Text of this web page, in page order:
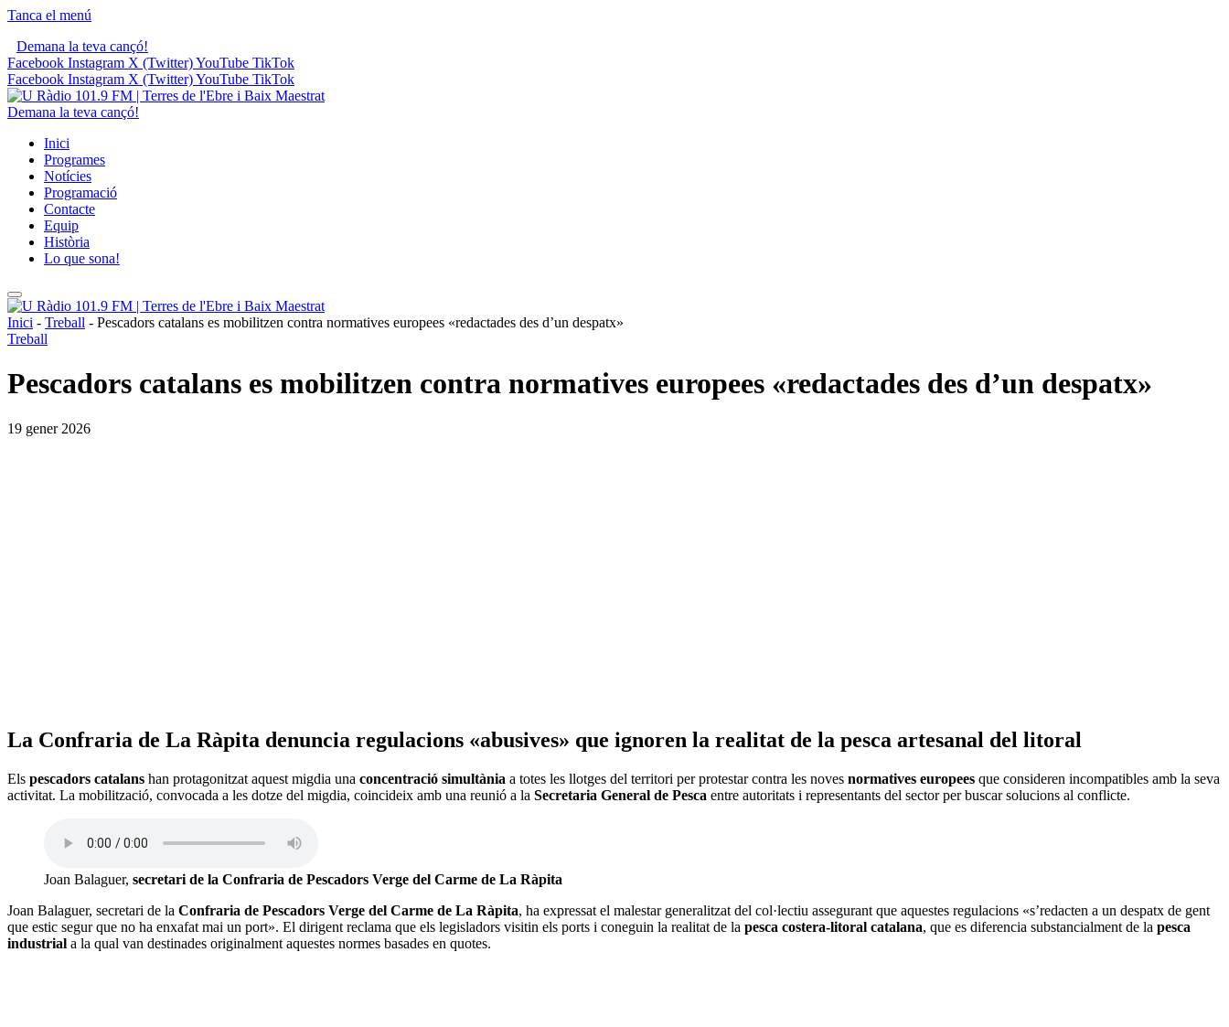
Tanca el menú
Demana la teva cançó!
Facebook Instagram X (Twitter)YouTube TikTok
Facebook Instagram X (Twitter)YouTube TikTok
Demana la teva cançó!
Inici
Programes
Notícies
Programació
Contacte
Equip
Història
Lo que sona!
Inici - Treball - Pescadors catalans es mobilitzen contra normatives europees «redactades des d’un despatx»
Treball
Pescadors catalans es mobilitzen contra normatives europees «redactades des d’un despatx»
19 gener 2026
La Confraria de La Ràpita denuncia regulacions «abusives» que ignoren la realitat de la pesca artesanal del litoral
Els pescadors catalans han protagonitzat aquest migdia una concentració simultània a totes les llotges del territori per protestar contra les noves normatives europees que consideren incompatibles amb la seva
activitat. La mobilització, convocada a les dotze del migdia, coincideix amb una reunió a la Secretaria General de Pesca entre autoritats i representants del sector per buscar solucions al conflicte.
Joan Balaguer, secretari de la Confraria de Pescadors Verge del Carme de La Ràpita
Joan Balaguer, secretari de la Confraria de Pescadors Verge del Carme de La Ràpita, ha expressat el malestar generalitzat del col·lectiu assegurant que aquestes regulacions «s’redacten a un despatx de gent
que estic segur que no ha enxafat mai un port». El dirigent reclama que els legisladors visitin els ports i coneguin la realitat de la pesca costera-litoral catalana, que es diferencia substancialment de la pesca
industrial a la qual van destinades originalment aquestes normes basades en quotes.